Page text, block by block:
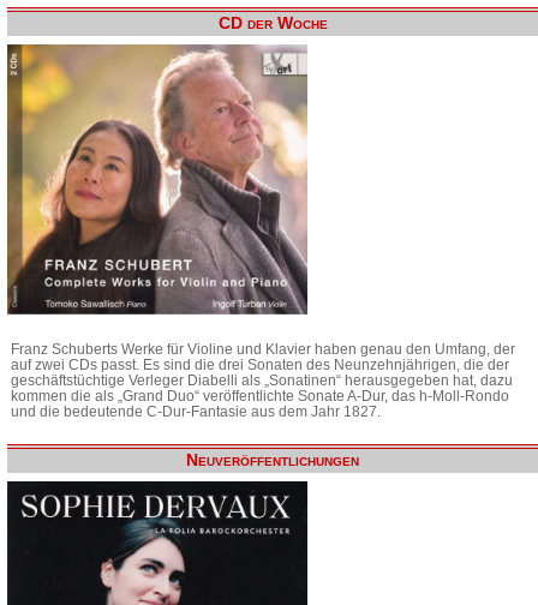
CD der Woche
Franz Schuberts Werke für Violine und Klavier haben genau den Umfang, der
auf zwei CDs passt. Es sind die drei Sonaten des Neunzehnjährigen, die der
geschäftstüchtige Verleger Diabelli als „Sonatinen“ herausgegeben hat, dazu
kommen die als „Grand Duo“ veröffentlichte Sonate A-Dur, das h-Moll-Rondo
und die bedeutende C-Dur-Fantasie aus dem Jahr 1827.
Neuveröffentlichungen